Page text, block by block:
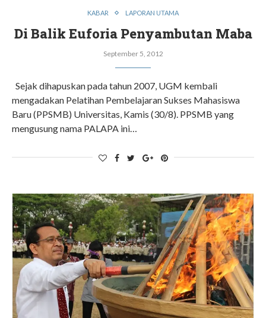
KABAR LAPORAN UTAMA
Di Balik Euforia Penyambutan Maba
September 5, 2012
Sejak dihapuskan pada tahun 2007, UGM kembali
mengadakan Pelatihan Pembelajaran Sukses Mahasiswa
Baru (PPSMB) Universitas, Kamis (30/8). PPSMB yang
mengusung nama PALAPA ini…